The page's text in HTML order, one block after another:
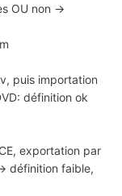
OU non ->
puis importation
définition ok
exportation par
définition faible,